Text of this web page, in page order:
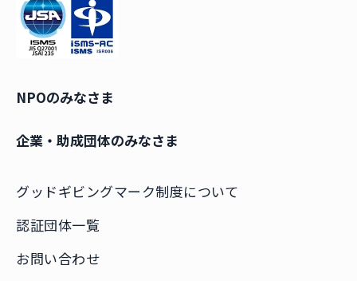
NPOのみなさま
企業・助成団体のみなさま
グッドギビングマーク制度について
認証団体一覧
お問い合わせ